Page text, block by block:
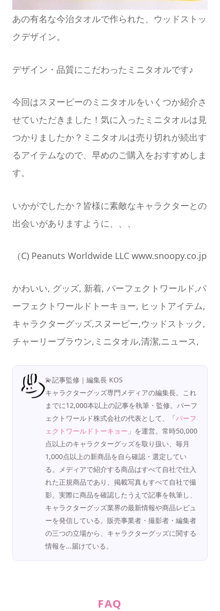
あの有名な今治タオルで作られた、ウッドストッ
クデザイン。
デザイン・品質にこだわったミニタオルです♪
今回はスヌーピーのミニタオルをいくつか紹介さ
せていただきました！気に入ったミニタオルは見
つかりましたか？ミニタオルは売り切れが続出す
るアイテムなので、早めのご購入をおすすめしま
す。
いかがでしたか？皆様に素敵なキャラクターとの
出会いがありますように、、、
（C) Peanuts Worldwide LLC www.snoopy.co.jp
かわいい, グッズ, 新着, パーフェクトワールド,パ
ーフェクトワールドトーキョー, ヒットアイテム,
キャラクターグッズ,スヌーピー,ウッドストック,
チャーリーブラウン,ミニタオル,清潔,ニュース,
💫記事監修｜編集長 KOS
キャラクターグッズ専門メディアの編集長。これ
までに12,000本以上の記事を執筆・監修。パーフ
ェクトワールド株式会社の代表として、「パーフ
ェクトワールドトーキョー 」を運営。常時50,000
点以上のキャラクターグッズを取り扱い、毎月
1,000点以上の新商品を自ら確認・選定してい
る。メディアで紹介する商品はすべて自社で仕入
れた正規商品であり、掲載写真もすべて自社で撮
影。実際に商品を確認したうえで記事を執筆し、
キャラクターグッズ業界の最新情報や商品レビュ
ーを発信している。販売事業者・撮影者・編集者
の三つの立場から、キャラクターグッズに関する
情報を...届けている。
FAQ